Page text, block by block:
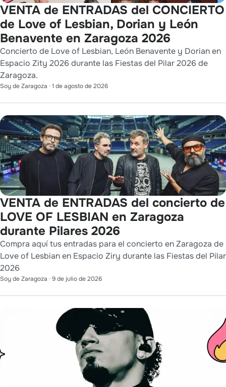
VENTA de ENTRADAS del CONCIERTO
de Love of Lesbian, Dorian y León
Benavente en Zaragoza 2026
Concierto de Love of Lesbian, León Benavente y Dorian en
Espacio Zity 2026 durante las Fiestas del Pilar 2026 de
Zaragoza.
Soy de Zaragoza · 1 de agosto de 2026
VENTA de ENTRADAS del concierto de
LOVE OF LESBIAN en Zaragoza
durante Pilares 2026
Compra aquí tus entradas para el concierto en Zaragoza de
Love of Lesbian en Espacio Ziry durante las Fiestas del Pilar
2026
Soy de Zaragoza · 9 de julio de 2026